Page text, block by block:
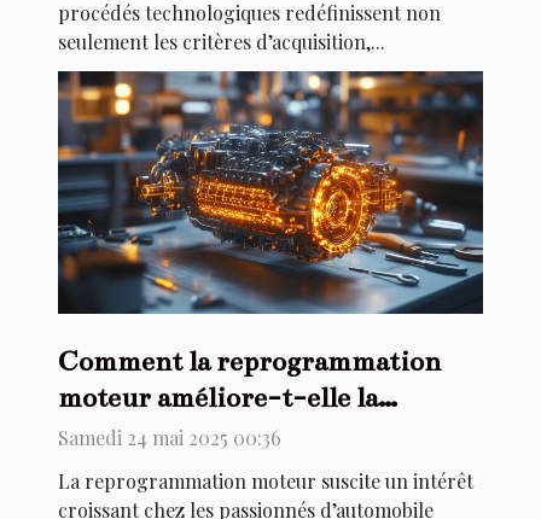
procédés technologiques redéfinissent non
seulement les critères d’acquisition,...
Comment la reprogrammation
moteur améliore-t-elle la
performance et les économies des
véhicules
Samedi 24 mai 2025 00:36
La reprogrammation moteur suscite un intérêt
croissant chez les passionnés d’automobile